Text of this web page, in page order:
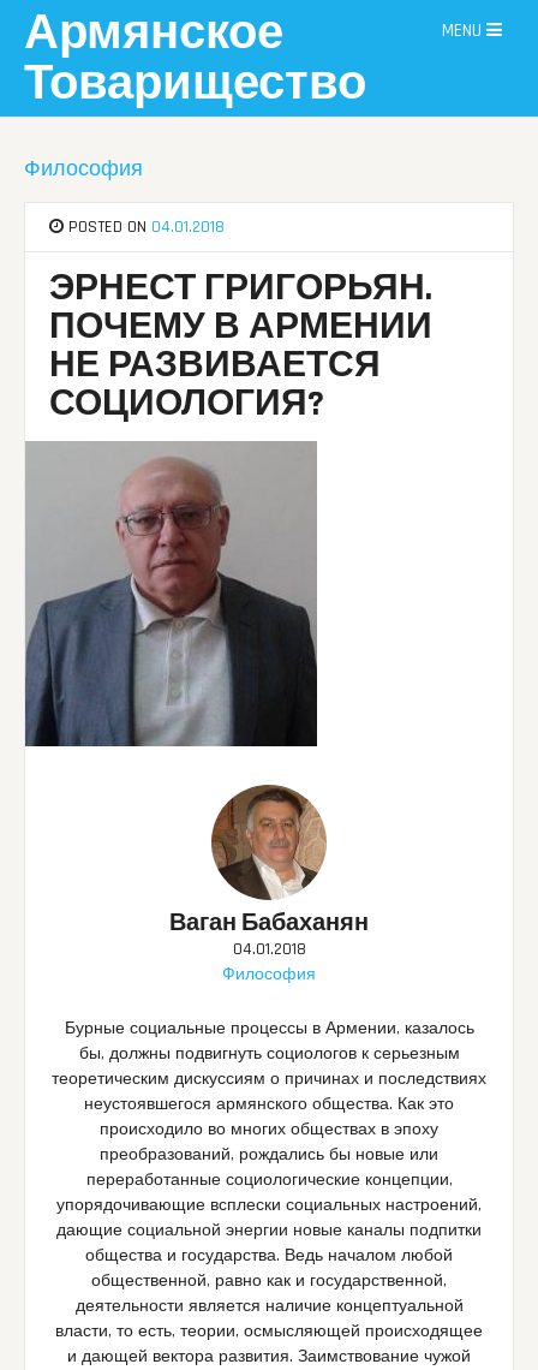
content
Армянское
Товарищество
MENU
Философия
POSTED ON 04.01.2018
ЭРНЕСТ ГРИГОРЬЯН.
ПОЧЕМУ В АРМЕНИИ
НЕ РАЗВИВАЕТСЯ
СОЦИОЛОГИЯ?
Ваган Бабаханян
04.01.2018
Философия
Бурные социальные процессы в Армении, казалось
бы, должны подвигнуть социологов к серьезным
теоретическим дискуссиям о причинах и последствиях
неустоявшегося армянского общества. Как это
происходило во многих обществах в эпоху
преобразований, рождались бы новые или
переработанные социологические концепции,
упорядочивающие всплески социальных настроений,
дающие социальной энергии новые каналы подпитки
общества и государства. Ведь началом любой
общественной, равно как и государственной,
деятельности является наличие концептуальной
власти, то есть, теории, осмысляющей происходящее
и дающей вектора развития. Заимствование чужой